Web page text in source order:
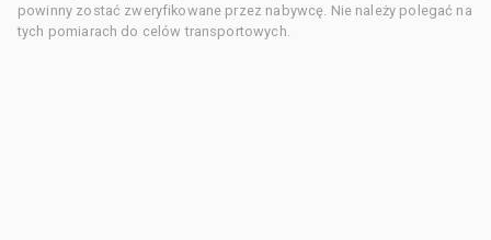
powinny zostać zweryfikowane przez nabywcę. Nie należy polegać na
tych pomiarach do celów transportowych.